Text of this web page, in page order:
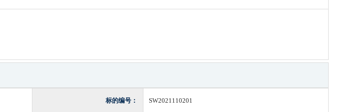
标的编号： SW2021110201